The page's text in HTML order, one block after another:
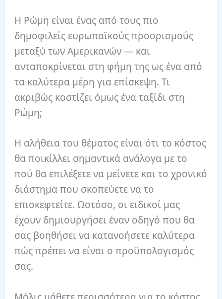
Η Ρώμη είναι ένας από τους πιο
δημοφιλείς ευρωπαϊκούς προορισμούς
μεταξύ των Αμερικανών — και
ανταποκρίνεται στη φήμη της ως ένα από
τα καλύτερα μέρη για επίσκεψη. Τι
ακριβώς κοστίζει όμως ένα ταξίδι στη
Ρώμη;
Η αλήθεια του θέματος είναι ότι το κόστος
θα ποικίλλει σημαντικά ανάλογα με το
πού θα επιλέξετε να μείνετε και το χρονικό
διάστημα που σκοπεύετε να το
επισκεφτείτε. Ωστόσο, οι ειδικοί μας
έχουν δημιουργήσει έναν οδηγό που θα
σας βοηθήσει να κατανοήσετε καλύτερα
πώς πρέπει να είναι ο προϋπολογισμός
σας.